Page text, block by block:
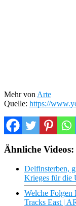
Mehr von Arte
Quelle: https://
Ähnliche Videos:
Delfinsterben,
Krieges für die
Welche Folgen
Tracks East |